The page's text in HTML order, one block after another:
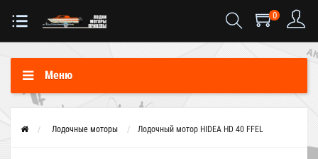
0
Меню
Лодочные моторы Лодочный мотор HIDEA HD 40 FFEL